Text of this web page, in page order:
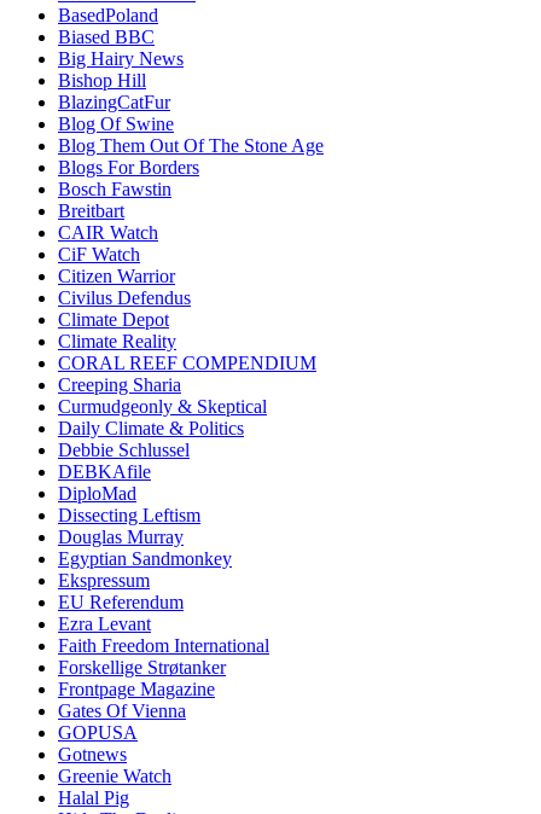
BasedPoland
Biased BBC
Big Hairy News
Bishop Hill
BlazingCatFur
Blog Of Swine
Blog Them Out Of The Stone Age
Blogs For Borders
Bosch Fawstin
Breitbart
CAIR Watch
CiF Watch
Citizen Warrior
Civilus Defendus
Climate Depot
Climate Reality
CORAL REEF COMPENDIUM
Creeping Sharia
Curmudgeonly & Skeptical
Daily Climate & Politics
Debbie Schlussel
DEBKAfile
DiploMad
Dissecting Leftism
Douglas Murray
Egyptian Sandmonkey
Ekspressum
EU Referendum
Ezra Levant
Faith Freedom International
Forskellige Strøtanker
Frontpage Magazine
Gates Of Vienna
GOPUSA
Gotnews
Greenie Watch
Halal Pig